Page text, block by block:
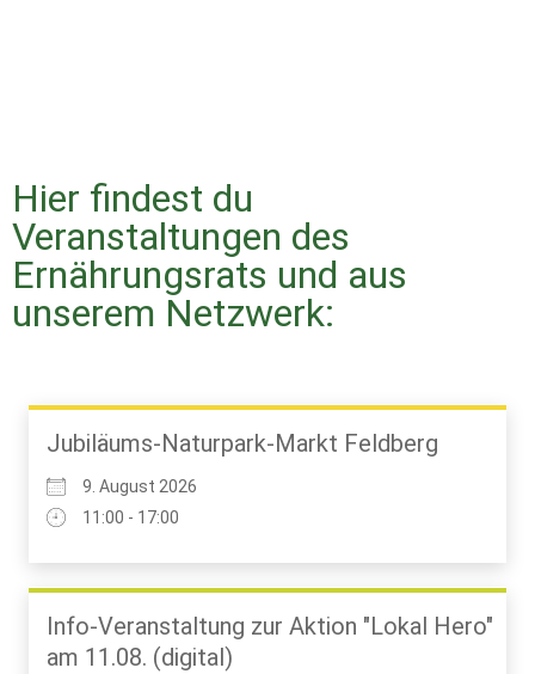
Hier findest du
Veranstaltungen des
Ernährungsrats und aus
unserem Netzwerk:
Jubiläums-Naturpark-Markt Feldberg
9. August 2026
11:00 - 17:00
Info-Veranstaltung zur Aktion "Lokal Hero"
am 11.08. (digital)